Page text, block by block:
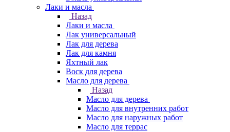
Лаки и масла
Назад
Лаки и масла
Лак универсальный
Лак для дерева
Лак для камня
Яхтный лак
Воск для дерева
Масло для дерева
Назад
Масло для дерева
Масло для внутренних работ
Масло для наружных работ
Масло для террас